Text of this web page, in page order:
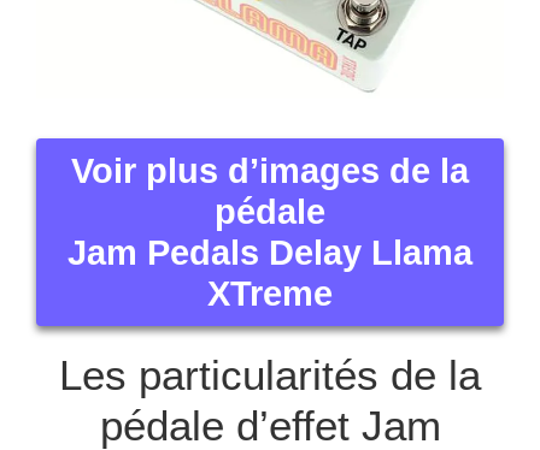
Voir plus d’images de la
pédale
Jam Pedals Delay Llama
XTreme
Les particularités de la
pédale d’effet Jam